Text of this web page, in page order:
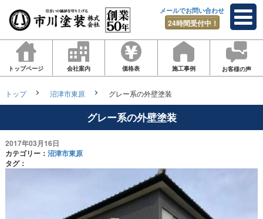
メールでお問い合わせ
24時間受付中！
トップページ 会社案内 価格表 施工事例 お客様の声
トップ 沼津市東原 グレー系の外壁塗装
グレー系の外壁塗装
2017年03月16日
カテゴリー： 沼津市東原
タグ：